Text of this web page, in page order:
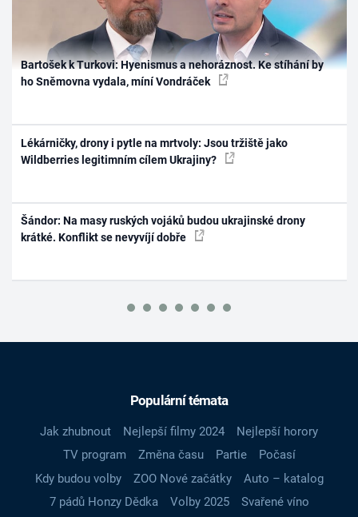
Bartošek k Turkovi: Hyenismus a nehoráznost. Ke stíhání by
ho Sněmovna vydala, míní Vondráček
Lékárničky, drony i pytle na mrtvoly: Jsou tržiště jako
Wildberries legitimním cílem Ukrajiny?
Šándor: Na masy ruských vojáků budou ukrajinské drony
krátké. Konflikt se nevyvíjí dobře
Populární témata
Jak zhubnout Nejlepší filmy 2024
Nejlepší horory
TV program
Změna času Partie
Počasí
Kdy budou volby
ZOO Nové začátky
Auto – katalog
7 pádů Honzy Dědka
Volby 2025
Svařené víno